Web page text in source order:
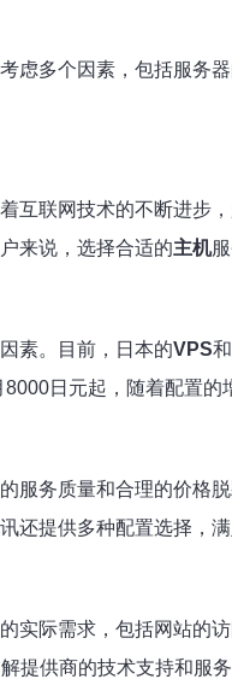
虑多个因素，包括服务
互联网技术的不断进步
来说，选择合适的主机
素。目前，日本的VPS
8000日元起，随着配置的
服务质量和合理的价格
还提供多种配置选择，满
实际需求，包括网站的
提供商的技术支持和服